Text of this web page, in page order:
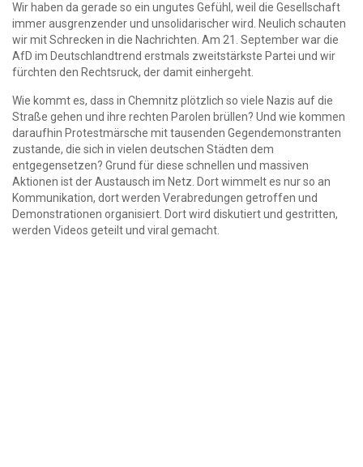
Wir haben da gerade so ein ungutes Gefühl, weil die Gesellschaft
immer ausgrenzender und unsolidarischer wird. Neulich schauten
wir mit Schrecken in die Nachrichten. Am 21. September war die
AfD im Deutschlandtrend erstmals zweitstärkste Partei und wir
fürchten den Rechtsruck, der damit einhergeht.
Wie kommt es, dass in Chemnitz plötzlich so viele Nazis auf die
Straße gehen und ihre rechten Parolen brüllen? Und wie kommen
daraufhin Protestmärsche mit tausenden Gegendemonstranten
zustande, die sich in vielen deutschen Städten dem
entgegensetzen? Grund für diese schnellen und massiven
Aktionen ist der Austausch im Netz. Dort wimmelt es nur so an
Kommunikation, dort werden Verabredungen getroffen und
Demonstrationen organisiert. Dort wird diskutiert und gestritten,
werden Videos geteilt und viral gemacht.